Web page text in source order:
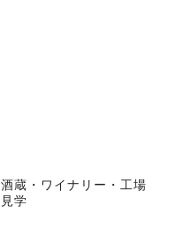
酒蔵・ワイナリー・工場
見学